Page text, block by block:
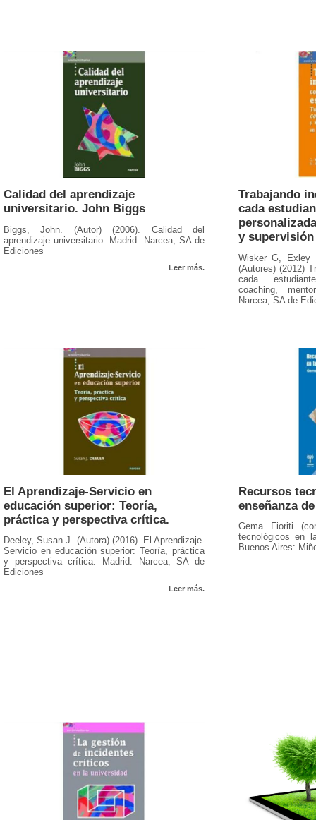
Calidad del aprendizaje
universitario. John Biggs
Biggs, John. (Autor) (2006). Calidad del
aprendizaje universitario. Madrid. Narcea, SA de
Ediciones
Leer más.
Trabajando
cada
y supervisión
Wisker G, Exley
(Autores) (2012)
cada
coaching,
Narcea, SA de
El Aprendizaje-Servicio en
educación superior: Teoría,
práctica y perspectiva crítica.
Deeley, Susan J. (Autora) (2016). El Aprendizaje-
Servicio en educación superior: Teoría, práctica
y perspectiva crítica. Madrid. Narcea, SA de
Ediciones
Leer más.
Recursos
enseñanza
Gema Fioriti
tecnológicos en
Buenos Aires: